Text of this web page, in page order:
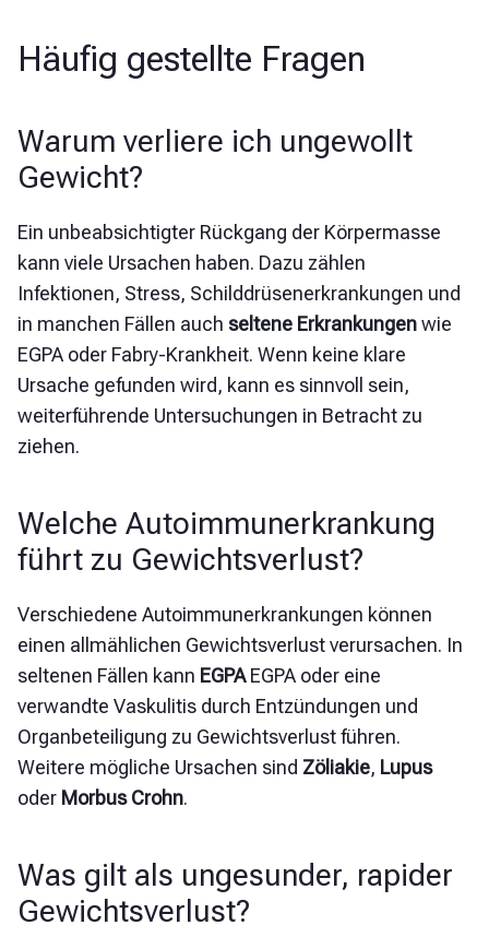
Häufig gestellte Fragen
Warum verliere ich ungewollt
Gewicht?
Ein unbeabsichtigter Rückgang der Körpermasse
kann viele Ursachen haben. Dazu zählen
Infektionen, Stress, Schilddrüsenerkrankungen und
in manchen Fällen auch seltene Erkrankungenwie
EGPA oder Fabry-Krankheit. Wenn keine klare
Ursache gefunden wird, kann es sinnvoll sein,
weiterführende Untersuchungen in Betracht zu
ziehen.
Welche Autoimmunerkrankung
führt zu Gewichtsverlust?
Verschiedene Autoimmunerkrankungen können
einen allmählichen Gewichtsverlust verursachen. In
seltenen Fällen kann EGPAEGPA oder eine
verwandte Vaskulitis durch Entzündungen und
Organbeteiligung zu Gewichtsverlust führen.
Weitere mögliche Ursachen sind Zöliakie, Lupus
oder Morbus Crohn.
Was gilt als ungesunder, rapider
Gewichtsverlust?